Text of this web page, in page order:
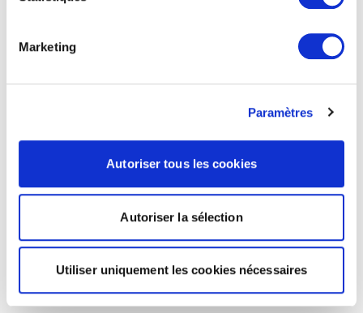
Marketing
Paramètres
Autoriser tous les cookies
Autoriser la sélection
Utiliser uniquement les cookies nécessaires